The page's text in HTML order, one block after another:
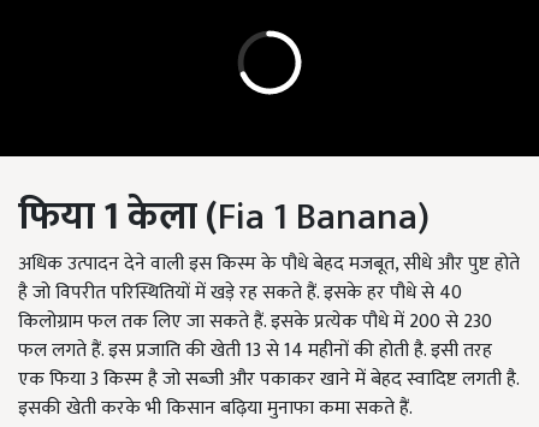
फिया 1केला (Fia 1 Banana)
अधिक उत्पादन देने वाली इस किस्म के पौधे बेहद मजबूत, सीधे और पुष्ट होते
है जो विपरीत परिस्थितियों में खड़े रह सकते हैं. इसके हर पौधे से 40
किलोग्राम फल तक लिए जा सकते हैं. इसके प्रत्येक पौधे में 200 से 230
फल लगते हैं. इस प्रजाति की खेती 13 से 14 महीनों की होती है. इसी तरह
एक फिया 3 किस्म है जो सब्जी और पकाकर खाने में बेहद स्वादिष्ट लगती है.
इसकी खेती करके भी किसान बढ़िया मुनाफा कमा सकते हैं.